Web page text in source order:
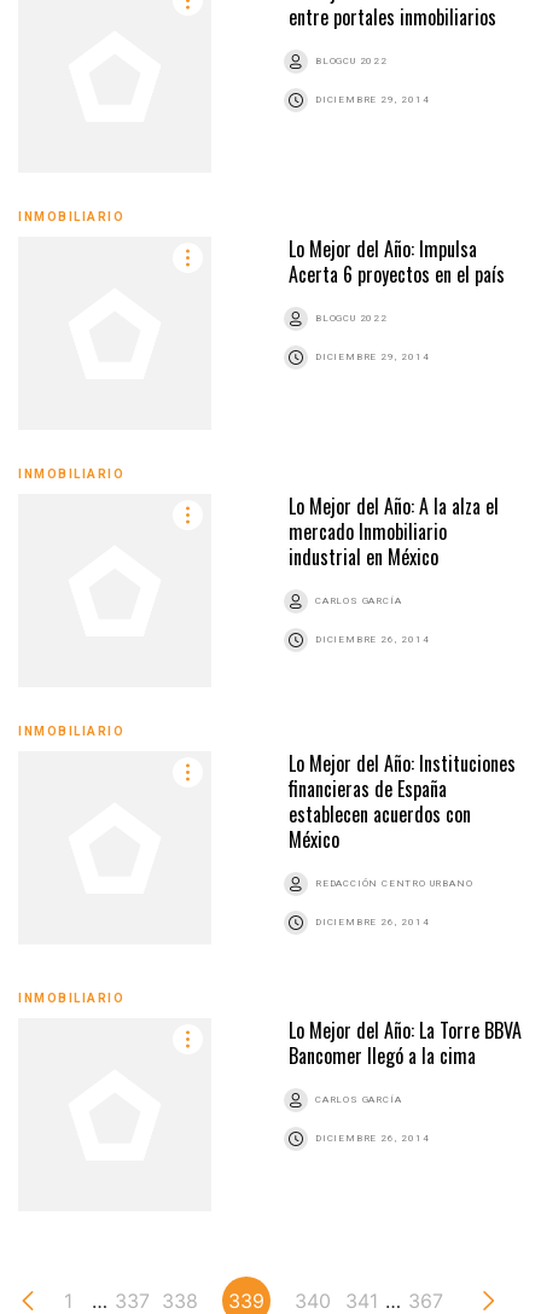
entre portales inmobiliarios
BLOGCU 2022
DICIEMBRE 29, 2014
INMOBILIARIO
Lo Mejor del Año: Impulsa
Acerta 6 proyectos en el país
BLOGCU 2022
DICIEMBRE 29, 2014
INMOBILIARIO
Lo Mejor del Año: A la alza el
mercado Inmobiliario
industrial en México
CARLOS GARCÍA
DICIEMBRE 26, 2014
INMOBILIARIO
Lo Mejor del Año: Instituciones
financieras de España
establecen acuerdos con
México
REDACCIÓN CENTRO URBANO
DICIEMBRE 26, 2014
INMOBILIARIO
Lo Mejor del Año: La Torre BBVA
Bancomer llegó a la cima
CARLOS GARCÍA
DICIEMBRE 26, 2014
1 … 337 338 339 340 341 … 367